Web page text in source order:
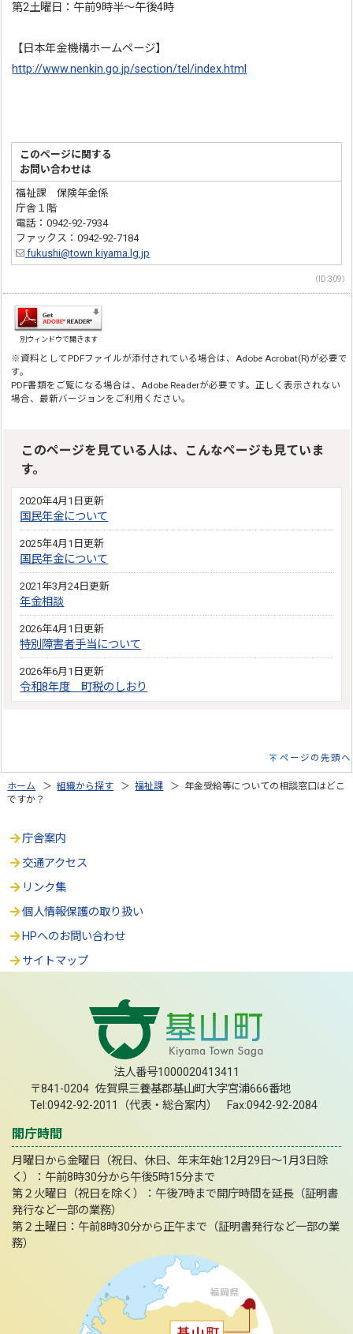
第2土曜日：午前9時半～午後4時
【日本年金機構ホームページ】
http://www.nenkin.go.jp/section/tel/index.html
このページに関する
お問い合わせは
福祉課 保険年金係
庁舎１階
電話：0942-92-7934
ファックス：0942-92-7184
fukushi@town.kiyama.lg.jp
（ID:309）
別ウィンドウで開きます
※資料としてPDFファイルが添付されている場合は、Adobe Acrobat(R)が必要で
す。
PDF書類をご覧になる場合は、Adobe Readerが必要です。正しく表示されない
場合、最新バージョンをご利用ください。
このページを見ている人は、こんなページも見ていま
す。
2020年4月1日更新
国民年金について
2025年4月1日更新
国民年金について
2021年3月24日更新
年金相談
2026年4月1日更新
特別障害者手当について
2026年6月1日更新
令和8年度 町税のしおり
ページの先頭へ
ホーム ＞組織から探す ＞福祉課 ＞ 年金受給等についての相談窓口はどこ
ですか？
庁舎案内
交通アクセス
リンク集
個人情報保護の取り扱い
HPへのお問い合わせ
サイトマップ
法人番号1000020413411
〒841-0204 佐賀県三養基郡基山町大字宮浦666番地
Tel:0942-92-2011（代表・総合案内） Fax:0942-92-2084
開庁時間
月曜日から金曜日（祝日、休日、年末年始:12月29日～1月3日除
く）：午前8時30分から午後5時15分まで
第２火曜日（祝日を除く）：午後7時まで開庁時間を延長（証明書
発行など一部の業務）
第２土曜日：午前8時30分から正午まで（証明書発行など一部の業
務）